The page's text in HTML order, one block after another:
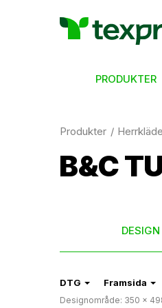
PRODUKTER
Produkter
B&C
DESIGN
DTG Framsida
Designområde: 350 ×